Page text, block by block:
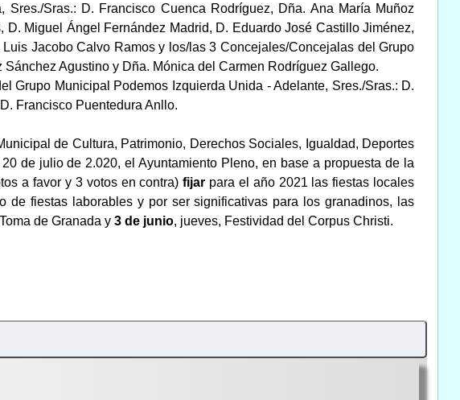
Sras.: D. Francisco Cuenca Rodríguez, Dña. Ana María Muñoz
Miguel Ángel Fernández Madrid, D. Eduardo José Castillo Jiménez,
Jacobo Calvo Ramos y los/las 3 Concejales/Concejalas del Grupo
Agustino y Dña. Mónica del Carmen Rodríguez Gallego.
Grupo Municipal Podemos Izquierda Unida - Adelante, Sres./Sras.: D.
Francisco Puentedura Anllo.
de Cultura, Patrimonio, Derechos Sociales, Igualdad, Deportes
de julio de 2.020, el Ayuntamiento Pleno, en base a propuesta de la
a favor y 3 votos en contra)fijar para el año 2021 las fiestas locales
fiestas laborables y por ser significativas para los granadinos, las
de Granada y 3 de junio, jueves, Festividad del Corpus Christi.